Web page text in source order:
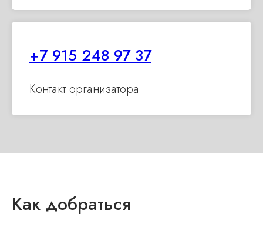
+7 915 248 97 37
Контакт организатора
Как добраться